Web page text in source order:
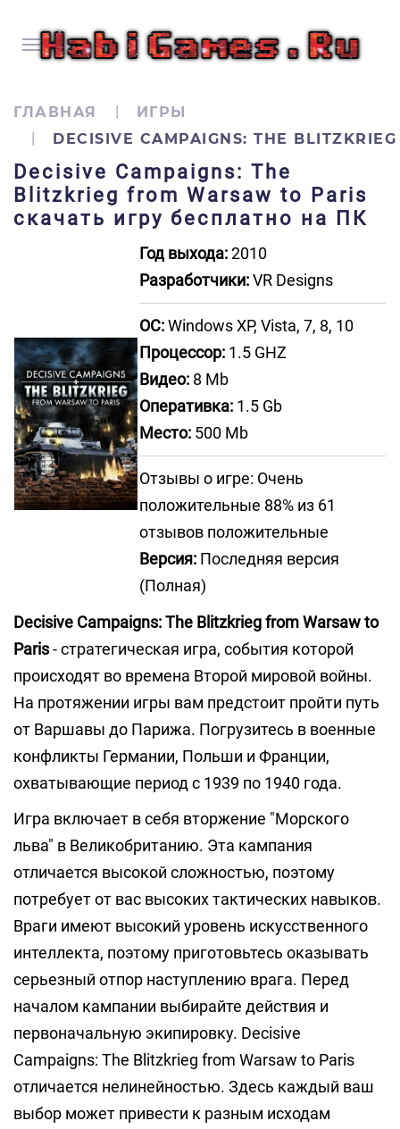
ГЛАВНАЯ
ИГРЫ
DECISIVE CAMPAIGNS: THE
Decisive Campaigns: The
Blitzkrieg from Warsaw to Paris
скачать игру бесплатно на ПК
Год выхода:2010
Разработчики:VR Designs
ОС:Windows XP, Vista, 7, 8, 10
Процессор: 1.5 GHZ
Видео: 8 Mb
Оперативка: 1.5 Gb
Место: 500 Mb
Отзывы о игре: Очень
положительные 88% из 61
отзывов положительные
Версия: Последняя версия
(Полная)
Decisive Campaigns: The Blitzkrieg from Warsaw to
Paris- стратегическая игра, события которой
происходят во времена Второй мировой войны.
На протяжении игры вам предстоит пройти путь
от Варшавы до Парижа. Погрузитесь в военные
конфликты Германии, Польши и Франции,
охватывающие период с 1939 по 1940 года.
Игра включает в себя вторжение "Морского
льва" в Великобританию. Эта кампания
отличается высокой сложностью, поэтому
потребует от вас высоких тактических навыков.
Враги имеют высокий уровень искусственного
интеллекта, поэтому приготовьтесь оказывать
серьезный отпор наступлению врага. Перед
началом кампании выбирайте действия и
первоначальную экипировку. Decisive
Campaigns: The Blitzkrieg from Warsaw to Paris
отличается нелинейностью. Здесь каждый ваш
выбор может привести к разным исходам